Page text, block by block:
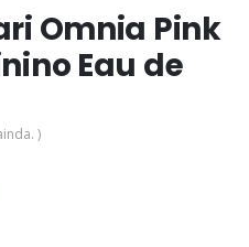
Omnia Pink
Eau de
)